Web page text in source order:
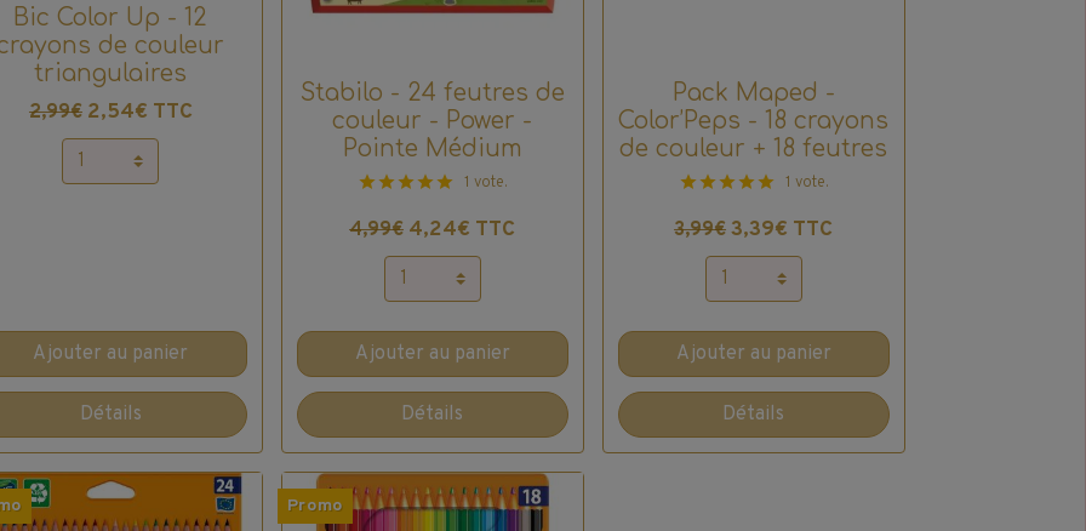
Bic Color Up - 12
de couleur
triangulaires
2,99€ 2,54€ TTC
Ajouter au panier
Détails
Stabilo - 24 feutres de
couleur - Power -
Pointe Médium
1 vote.
4,99€ 4,24€ TTC
Ajouter au panier
Détails
Pack Maped -
Color’Peps - 18 crayons
de couleur + 18 feutres
1 vote.
3,99€ 3,39€ TTC
Ajouter au panier
Détails
Promo